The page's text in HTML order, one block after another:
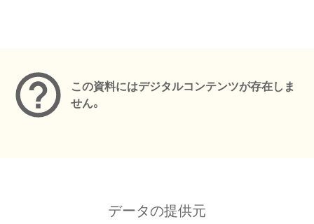
この資料にはデジタルコンテンツが存在しま
せん。
データの提供元